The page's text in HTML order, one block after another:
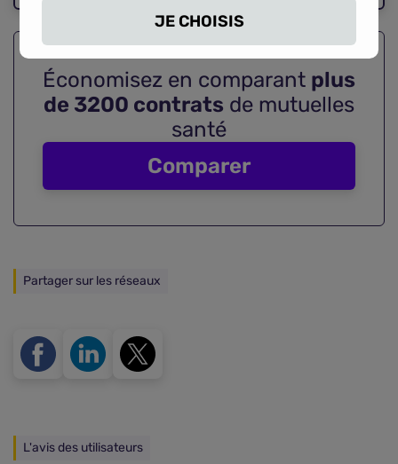
Économisez en comparant plus
de 3200 contrats de mutuelles
santé
Comparer
Partager sur les réseaux
L'avis des utilisateurs
JE CHOISIS